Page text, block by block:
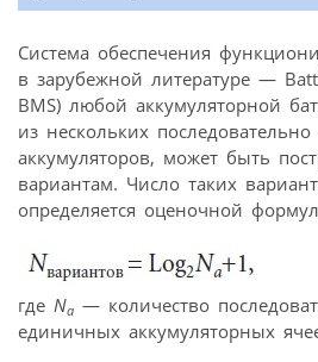
Система обеспечения
в зарубежной литературе —
BMS) любой аккумуляторной
из нескольких
аккумуляторов, может быть
вариантам. Число таких
определяется оценочной
где Na — количество
единичных аккумуляторных